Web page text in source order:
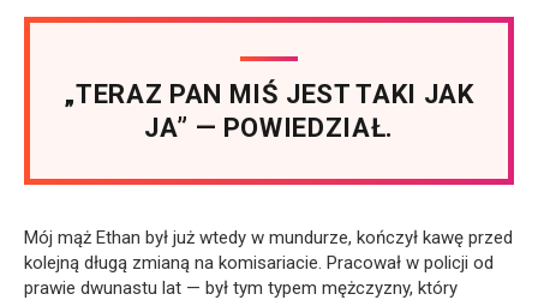
„TERAZ PAN MIŚ JEST TAKI JAK
JA” — POWIEDZIAŁ.
Mój mąż Ethan był już wtedy w mundurze, kończył kawę przed
kolejną długą zmianą na komisariacie. Pracował w policji od
prawie dwunastu lat — był tym typem mężczyzny, który